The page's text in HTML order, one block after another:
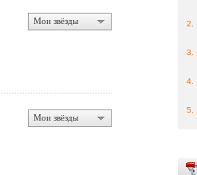
Мои звёзды
Мои звёзды
2.
3.
4.
5.